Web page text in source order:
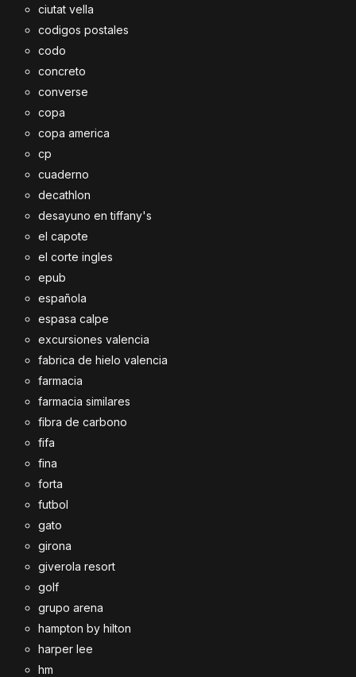
ciutat vella
codigos postales
codo
concreto
converse
copa
copa america
cp
cuaderno
decathlon
desayuno en tiffany's
el capote
el corte ingles
epub
española
espasa calpe
excursiones valencia
fabrica de hielo valencia
farmacia
farmacia similares
fibra de carbono
fifa
fina
forta
futbol
gato
girona
giverola resort
golf
grupo arena
hampton by hilton
harper lee
hm